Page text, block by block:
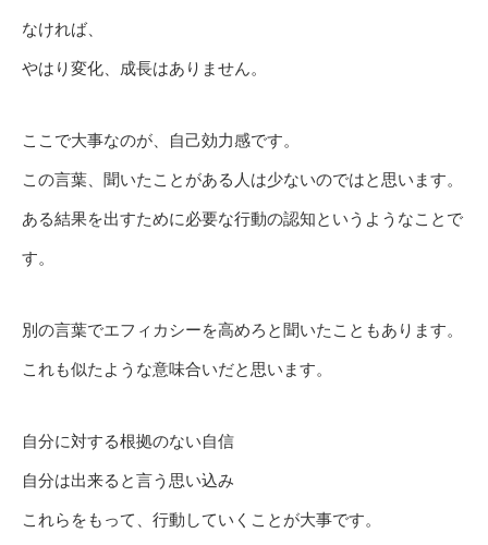
なければ、
やはり変化、成長はありません。
ここで大事なのが、自己効力感です。
この言葉、聞いたことがある人は少ないのではと思います。
ある結果を出すために必要な行動の認知というようなことで
す。
別の言葉でエフィカシーを高めろと聞いたこともあります。
これも似たような意味合いだと思います。
自分に対する根拠のない自信
自分は出来ると言う思い込み
これらをもって、行動していくことが大事です。